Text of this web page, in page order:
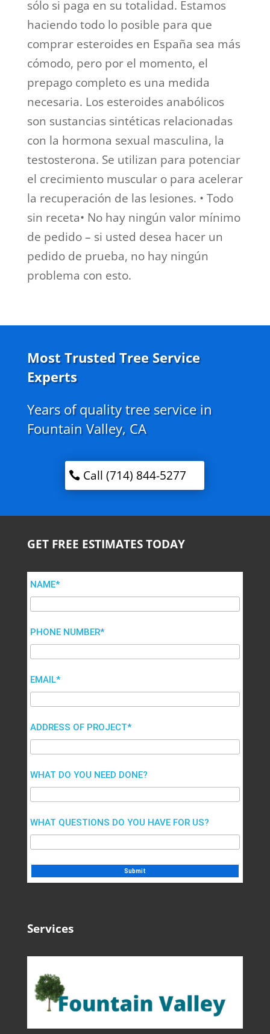
sólo si paga en su totalidad. Estamos
haciendo todo lo posible para que
comprar esteroides en España sea más
cómodo, pero por el momento, el
prepago completo es una medida
necesaria. Los esteroides anabólicos
son sustancias sintéticas relacionadas
con la hormona sexual masculina, la
testosterona. Se utilizan para potenciar
el crecimiento muscular o para acelerar
la recuperación de las lesiones. • Todo
sin receta• No hay ningún valor mínimo
de pedido – si usted desea hacer un
pedido de prueba, no hay ningún
problema con esto.
Most Trusted Tree Service
Experts
Years of quality tree service in
Fountain Valley, CA
Call (714) 844-5277
GET FREE ESTIMATES TODAY
NAME*
PHONE NUMBER*
EMAIL*
ADDRESS OF PROJECT*
WHAT DO YOU NEED DONE?
WHAT QUESTIONS DO YOU HAVE FOR US?
Services